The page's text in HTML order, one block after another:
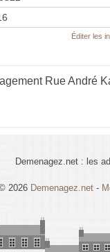
Éditer les
Rue André
Demenagez.net : les
2026 Demenagez.net -